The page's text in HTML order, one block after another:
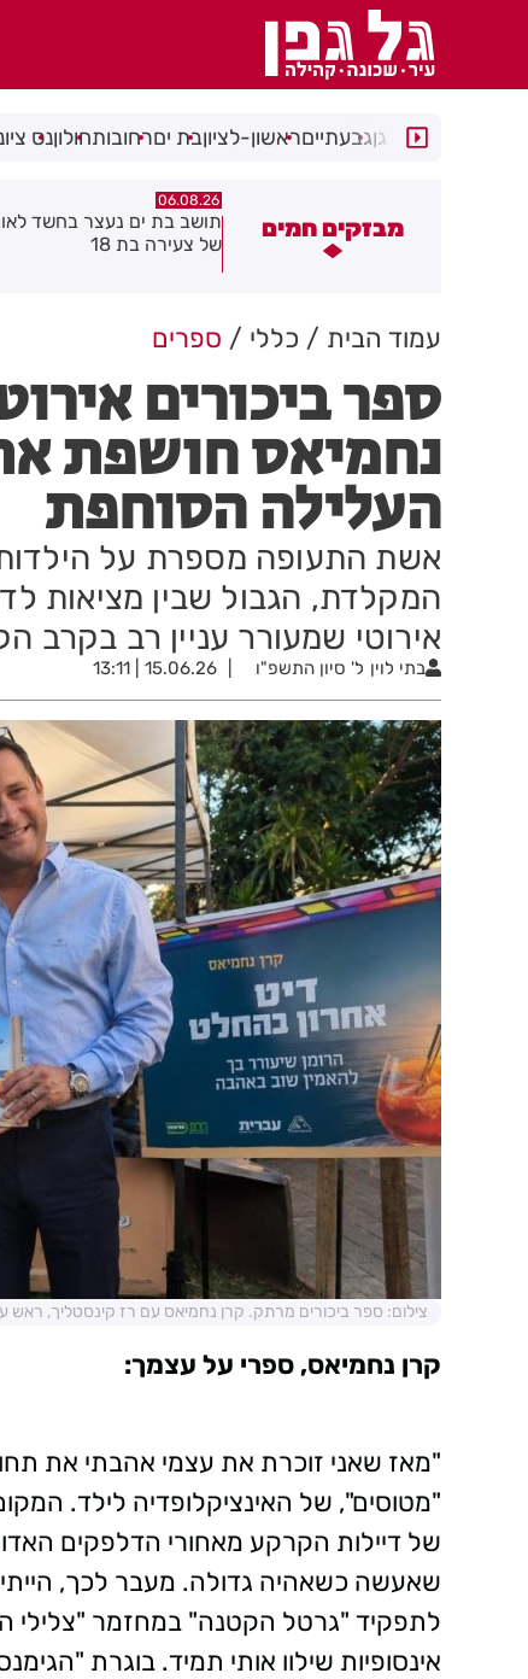
רמת גןגבעתייםראשון-לציוןבת יםרחובותחולוןנס
מבזקים חמים
תושב בת ים נעצר בחשד לאונס אלים
06.08.26
חולון תקבל 2.5 מיליון שקלים
להפחתת זיהום האוויר
עמוד הבית כללי ספרים
ספר ביכורים
נחמיאס חושפת
העלילה הסוחפת
אשת התעופה מספרת על
המקלדת, הגבול שבין מציאות
אירוטי שמעורר עניין רב בקרב
בתי לוין ל' סיון התשפ"ו 15.06.26 | 13:11
צילום: ספר ביכורים מרתק. קרן נחמיאס עם רז קינסטליך, ראש
קרן נחמיאס, ספרי על עצמך:
"מאז שאני זוכרת את עצמי אהבתי את
"מטוסים", של האינציקלופדיה לילד.
לתפקיד "גרטל הקטנה" במחזמר "צלילי
אינסופיות שילוו אותי תמיד. בוגרת